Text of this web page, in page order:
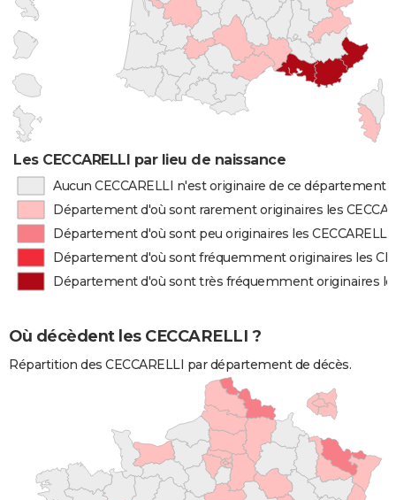
Les CECCARELLI par lieu de naissance
Aucun CECCARELLI n'est originaire de ce département
Département d'où sont rarement originaires les
Département d'où sont peu originaires les CECCARELLI
Département d'où sont fréquemment originaires les
Département d'où sont très fréquemment originaires
Où décèdent les CECCARELLI ?
Répartition des CECCARELLI par département de décès.